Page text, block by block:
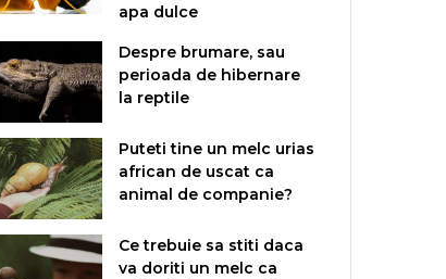
apa dulce
Despre brumare, sau
perioada de hibernare
la reptile
Puteti tine un melc urias
african de uscat ca
animal de companie?
Ce trebuie sa stiti daca
va doriti un melc ca